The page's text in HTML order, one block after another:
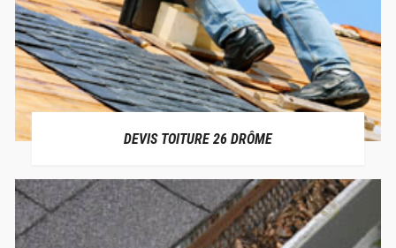
DEVIS TOITURE 26 DRÔME